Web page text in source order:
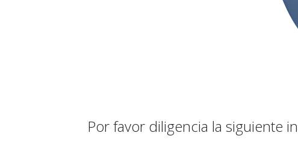
Por favor diligencia la siguiente